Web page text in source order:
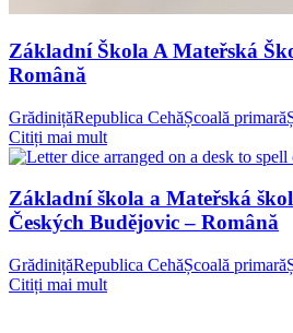
Základní Škola A Mateřská
Română
GrădinițăRepublica CehăȘcoală primară
Citiți mai mult
Základní škola a Mateřská
Českých Budějovic – Română
GrădinițăRepublica CehăȘcoală primară
Citiți mai mult